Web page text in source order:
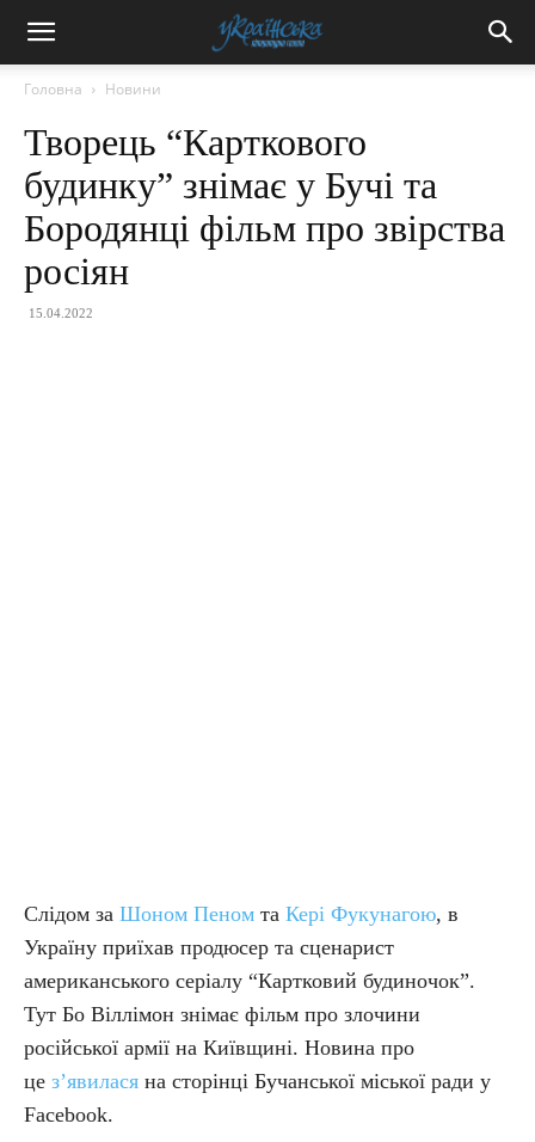
Головна Новини
Творець “Карткового
будинку” знімає у Бучі та
Бородянці фільм про звірства
росіян
15.04.2022
Слідом за Шоном Пеном та Кері Фукунагою, в
Україну приїхав продюсер та сценарист
американського серіалу “Картковий будиночок”.
Тут Бо Віллімон знімає фільм про злочини
російської армії на Київщині. Новина про
це з’явилася на сторінці Бучанської міської ради у
Facebook.